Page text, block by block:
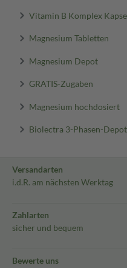
Vitamin B Komplex
Magnesium Tabletten
Magnesium Depot
GRATIS-Zugaben
Magnesium hochdosiert
Biolectra 3-Phasen-Depot
Versandarten
i.d.R. am nächsten Werktag
Zahlarten
sicher und bequem
Bewerte uns